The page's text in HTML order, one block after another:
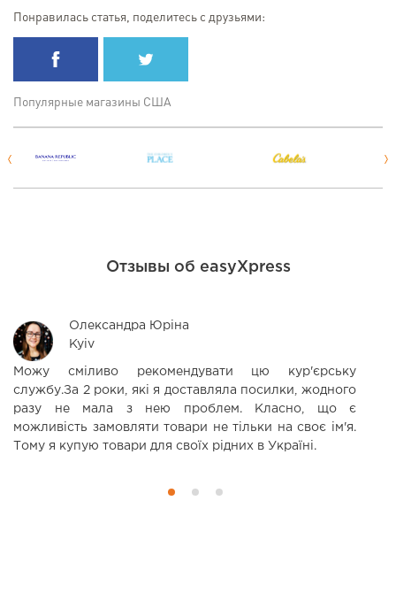
Понравилась статья, поделитесь с друзьями:
Популярные магазины США
Отзывы об easyXpress
Олександра Юріна
Kyiv
Можу сміливо рекомендувати цю кур'єрську
службу.За 2 роки, які я доставляла посилки, жодного
разу не мала з нею проблем. Класно, що є
можливість замовляти товари не тільки на своє ім'я.
Тому я купую товари для своїх рідних в Україні.